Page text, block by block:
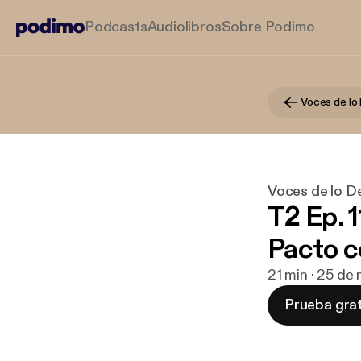
PodcastsAudiolibrosSobre Podimo
Voces de
Voces de lo
T2 Ep.
Pacto
21 min · 25
Prueba